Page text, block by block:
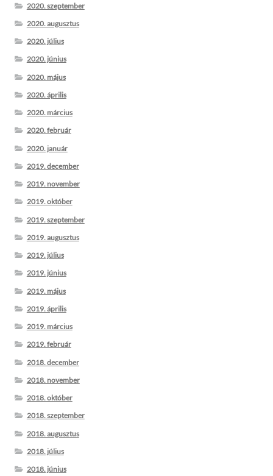
2020. szeptember
2020. augusztus
2020. július
2020. június
2020. május
2020. április
2020. március
2020. február
2020. január
2019. december
2019. november
2019. október
2019. szeptember
2019. augusztus
2019. július
2019. június
2019. május
2019. április
2019. március
2019. február
2018. december
2018. november
2018. október
2018. szeptember
2018. augusztus
2018. július
2018. június